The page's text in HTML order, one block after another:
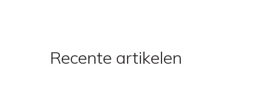
Recente artikelen